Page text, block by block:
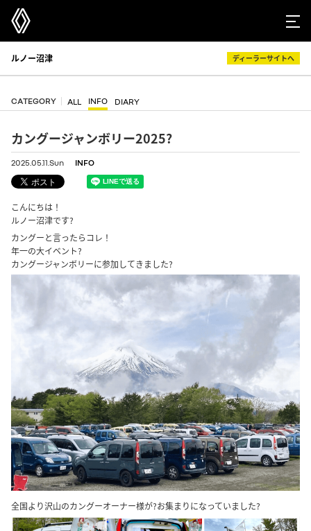
ルノー沼津 ディーラーサイトへ
CATEGORY ALL INFO DIARY
カングージャンボリー2025?
2025.05.11.Sun INFO
こんにちは！
ルノー沼津です?
カングーと言ったらコレ！
年一の大イベント?
カングージャンボリーに参加してきました?
全国より沢山のカングーオーナー様が?お集まりになっていました?